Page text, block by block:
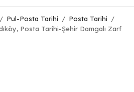
/ Pul-Posta Tarihi / Posta Tarihi
/
Posta Tarihi-Şehir Damgalı Zarf